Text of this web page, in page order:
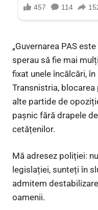
„Guvernarea PAS
sperau să fie mai
fixat unele încălcări,
Transnistria,
alte partide de
pașnic fără drapele
cetățenilor.
Mă adresez poliției:
legislației, sunteți în
admitem
oamenii.